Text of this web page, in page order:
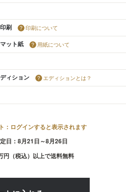
刷 印刷について
ット紙 用紙について
ィション エディションとは？
：ログインすると表示されます
日：8月21日～8月26日
円（税込）以上で送料無料